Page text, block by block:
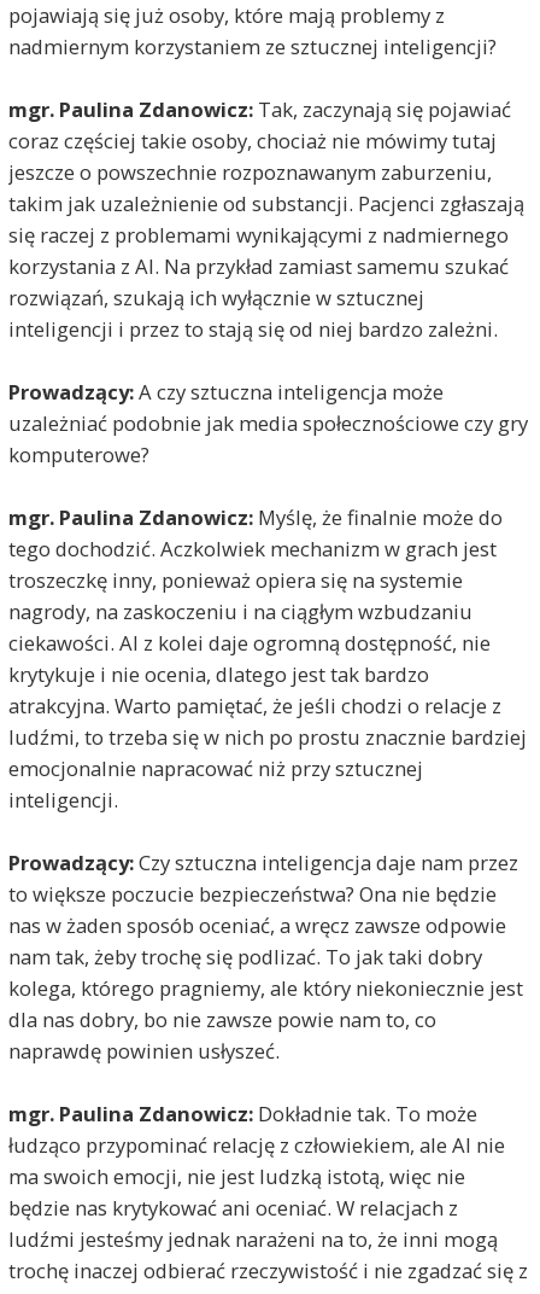
pojawiają się już osoby, które mają problemy z
nadmiernym korzystaniem ze sztucznej inteligencji?
mgr. Paulina Zdanowicz:Tak, zaczynają się pojawiać
coraz częściej takie osoby, chociaż nie mówimy tutaj
jeszcze o powszechnie rozpoznawanym zaburzeniu,
takim jak uzależnienie od substancji. Pacjenci zgłaszają
się raczej z problemami wynikającymi z nadmiernego
korzystania z AI. Na przykład zamiast samemu szukać
rozwiązań, szukają ich wyłącznie w sztucznej
inteligencji i przez to stają się od niej bardzo zależni.
Prowadzący:A czy sztuczna inteligencja może
uzależniać podobnie jak media społecznościowe czy gry
komputerowe?
mgr. Paulina Zdanowicz:Myślę, że finalnie może do
tego dochodzić. Aczkolwiek mechanizm w grach jest
troszeczkę inny, ponieważ opiera się na systemie
nagrody, na zaskoczeniu i na ciągłym wzbudzaniu
ciekawości. AI z kolei daje ogromną dostępność, nie
krytykuje i nie ocenia, dlatego jest tak bardzo
atrakcyjna. Warto pamiętać, że jeśli chodzi o relacje z
ludźmi, to trzeba się w nich po prostu znacznie bardziej
emocjonalnie napracować niż przy sztucznej
inteligencji.
Prowadzący:Czy sztuczna inteligencja daje nam przez
to większe poczucie bezpieczeństwa? Ona nie będzie
nas w żaden sposób oceniać, a wręcz zawsze odpowie
nam tak, żeby trochę się podlizać. To jak taki dobry
kolega, którego pragniemy, ale który niekoniecznie jest
dla nas dobry, bo nie zawsze powie nam to, co
naprawdę powinien usłyszeć.
mgr. Paulina Zdanowicz: Dokładnie tak. To może
łudząco przypominać relację z człowiekiem, ale AI nie
ma swoich emocji, nie jest ludzką istotą, więc nie
będzie nas krytykować ani oceniać. W relacjach z
ludźmi jesteśmy jednak narażeni na to, że inni mogą
trochę inaczej odbierać rzeczywistość i nie zgadzać się z